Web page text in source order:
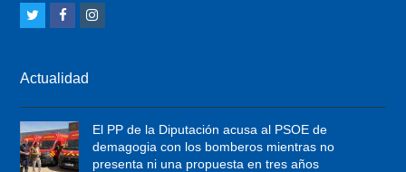
t
t
e
r
F
e
b
o
o
a
g
r
Actualidad
El PP de la Diputación acusa al PSOE de
demagogia con los bomberos mientras no
presenta ni una propuesta en tres años